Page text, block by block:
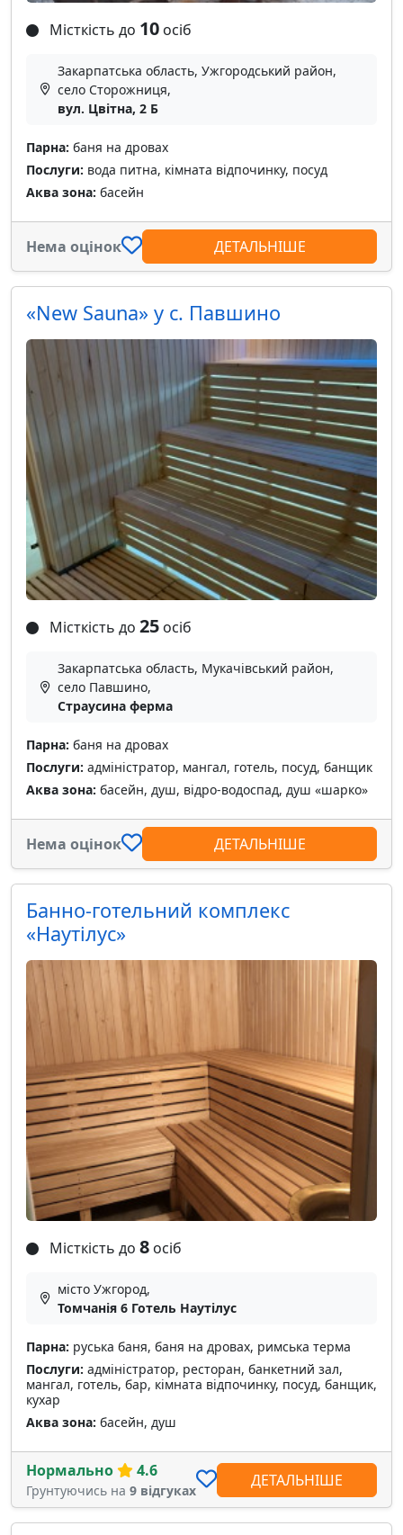
Місткість до 10 осіб
Закарпатська область, Ужгородський район,
село Сторожниця,
вул. Цвітна, 2 Б
Парна: баня на дровах
Послуги: вода питна, кімната відпочинку, посуд
Аква зона: басейн
Нема оцінок ДЕТАЛЬНІШЕ
«New Sauna» у с. Павшино
Місткість до 25 осіб
Закарпатська область, Мукачівський район,
село Павшино,
Страусина ферма
Парна: баня на дровах
Послуги: адміністратор, мангал, готель, посуд, банщик
Аква зона: басейн, душ, відро-водоспад, душ «шарко»
Нема оцінок ДЕТАЛЬНІШЕ
Банно-готельний комплекс
«Наутілус»
Місткість до 8 осіб
місто Ужгород,
Томчанія 6 Готель Наутілус
Парна: руська баня, баня на дровах, римська терма
Послуги: адміністратор, ресторан, банкетний зал,
мангал, готель, бар, кімната відпочинку, посуд, банщик,
кухар
Аква зона: басейн, душ
Нормально 4.6
Грунтуючись на 9 відгуках
ДЕТАЛЬНІШЕ